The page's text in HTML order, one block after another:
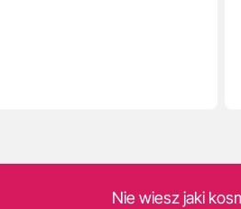
Nie wiesz jaki